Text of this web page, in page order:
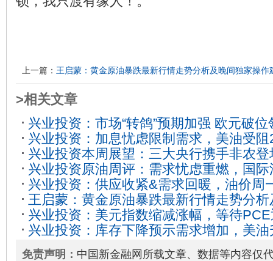
上一篇： 王启蒙：黄金原油暴跌最新行情走势分析及晚间独家操作
>相关文章
兴业投资：市场“转鸽”预期加强 欧元破
02
兴业投资：加息忧虑限制需求，美油受
30
兴业投资本周展望：三大央行携手非农
波动2023-01-31
兴业投资原油周评：需求忧虑重燃，国
2023-06-26
兴业投资：供应收紧&需求回暖，油价周
23
王启蒙：黄金原油暴跌最新行情走势分
议指导2025-11-21
兴业投资：美元指数缩减涨幅，等待
01-27
兴业投资：库存下降预示需求增加，美
2023-05-25
免责声明： 中国新金融网所载文章、数据等内容仅